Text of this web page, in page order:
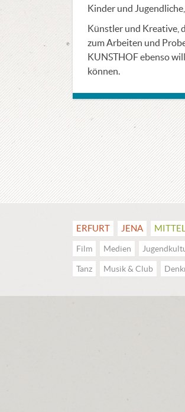
Kinder und
Künstler und Kreative,
zum Arbeiten und
KUNSTHOF ebenso
können.
ERFURT JENA
Film Medien
Tanz Musik & Club